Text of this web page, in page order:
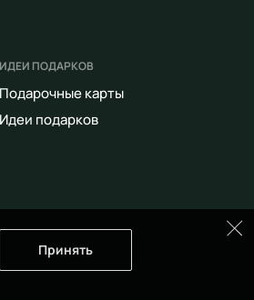
Принять
ИДЕИ ПОДАРКОВ
Подарочные карты
Идеи подарков